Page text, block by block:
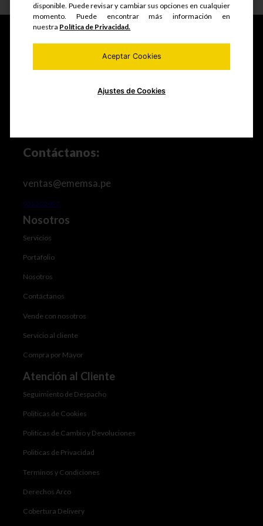
especializada y mucho más.
Contáctanos:
ventas@ememsa.pe
952252097
Nosotros
Servicios
Portafolio
Nosotros
Contáctanos
Vende con nosotros
Servicio al cliente
Compra por Mayor
Atención al Cliente
Seguimiento de Despacho
Politicas de Cookies
Politicas de Cambio y Devoluciones
Politicas de Privacidad
Terminos y Condiciones
Derechos Arco
Cobertura Delivery
disponible. Puede revisar y cambiar sus opciones en cualquier
momento. Puede encontrar más información en
nuestra Política de Privacidad.
Aceptar Cookies
Ajustes de Cookies